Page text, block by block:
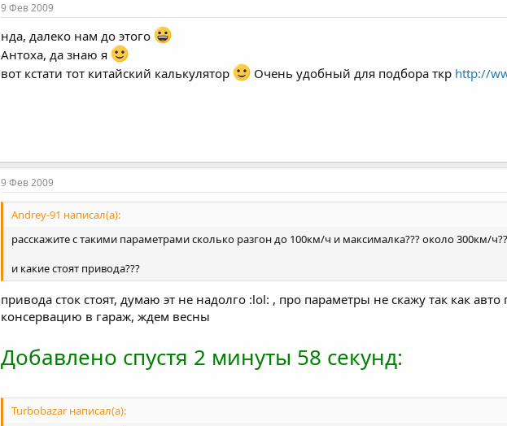
9 Фев 2009
нда, далеко нам до этого
Антоха, да знаю я
вот кстати тот китайский калькулятор
Очень удобный для подбора ткр http://
9 Фев 2009
Andrey-91 написал(а):
расскажите с такими параметрами сколько разгон до 100км/ч и максималка??? около 300км/
и какие стоят привода???
привода сток стоят, думаю эт не надолго :lol: , про параметры не скажу так как
консервацию в гараж, ждем весны
Добавлено спустя 2 минуты 58 секунд:
Turbobazar написал(а):